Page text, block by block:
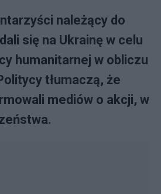
należący do
się na Ukrainę w celu
humanitarnej w obliczu
tłumaczą, że
mediów o akcji, w